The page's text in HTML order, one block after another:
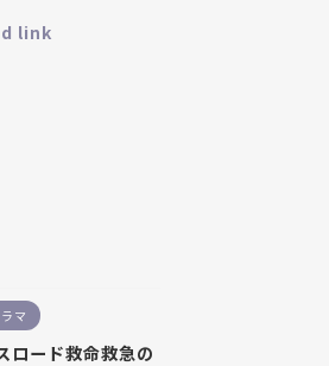
link
マ
ロード救命救急の